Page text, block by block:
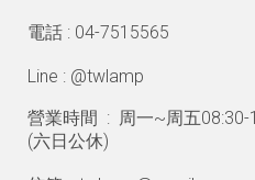
電話 : 04-7515565
Line : @twlamp
營業時間 : 周一~周五08:30-
(六日公休)